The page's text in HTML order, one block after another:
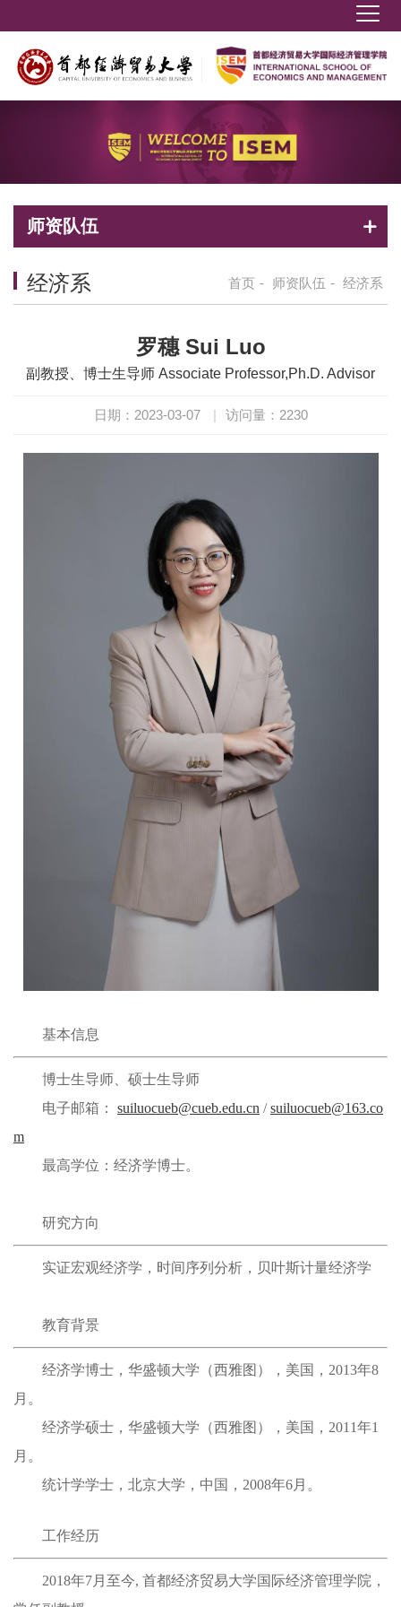
师资队伍
首页 - 师资队伍 - 经济系
经济系
罗穗 Sui Luo
副教授、博士生导师 Associate Professor,Ph.D. Advisor
日期：2023-03-07 | 访问量： 2230
基本信息
博士生导师、硕士生导师
电子邮箱： suiluocueb@cueb.edu.cn /suiluocueb@163.co
m
最高学位：经济学博士。
研究方向
实证宏观经济学，时间序列分析，贝叶斯计量经济学
教育背景
经济学博士，华盛顿大学（西雅图），美国，2013年8
月。
经济学硕士，华盛顿大学（西雅图），美国，2011年1
月。
统计学学士，北京大学，中国，2008年6月。
工作经历
2018年7月至今, 首都经济贸易大学国际经济管理学院，